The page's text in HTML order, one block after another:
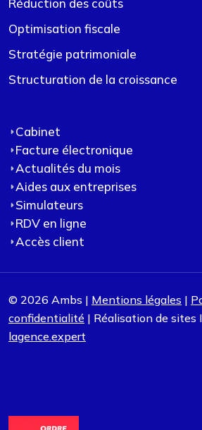
Réduction des coûts
Optimisation fiscale
Stratégie patrimoniale
Structuration de la croissance
Cabinet
Facture électronique
Actualités du mois
Aides aux entreprises
Simulateurs
RDV en ligne
Accès client
© 2026 Ambs | Mentions légales |
confidentialité | Réalisation de sites
lagence.expert